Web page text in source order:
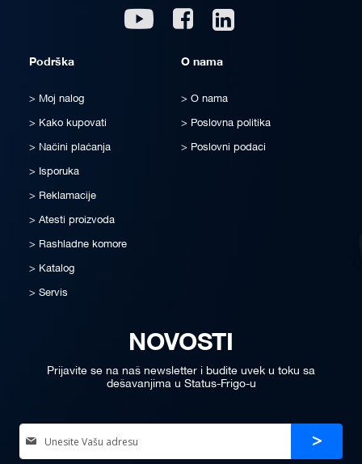
Youtube Facebook
Podrška
Moj nalog
Kako kupovati
Načini plaćanja
Isporuka
Reklamacije
Atesti proizvoda
Rashladne komore
Katalog
Servis
O nama
O nama
Poslovna politika
Poslovni podaci
NOVOSTI
Prijavite se na naš newsletter i budite uvek u toku sa
dešavanjima u Status-Frigo-u
Sign
Up
Prijava